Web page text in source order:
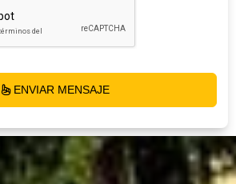
ENVIAR MENSAJE